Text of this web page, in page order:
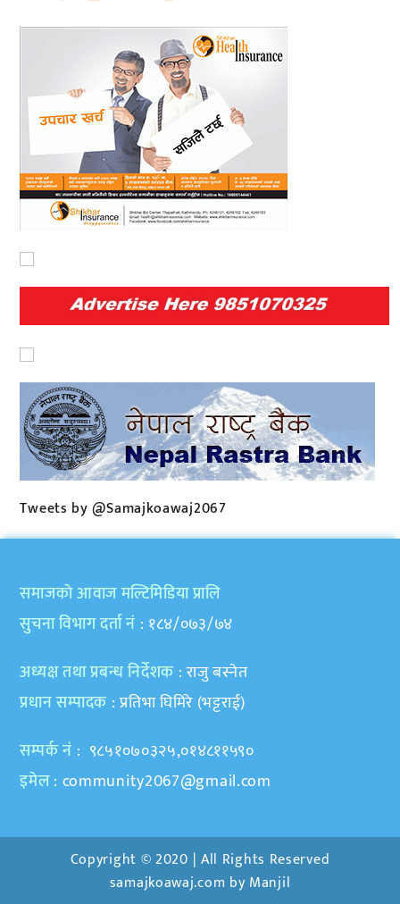
Tweets by @Samajkoawaj2067
समाजकाे आवाज मल्टिमिडिया प्रालि
सुचना विभाग दर्ता नं : १८४/०७३/७४
अध्यक्ष तथा प्रबन्ध निर्देशक : राजु बस्नेत
प्रधान सम्पादक : प्रतिभा घिमिरे (भट्टराई)
सम्पर्क नं : ९८५१०७०३२५,०१४८११५९०
इमेल: community2067@gmail.com
Copyright © 2020 | All Rights Reserved
samajkoawaj.com by Manjil